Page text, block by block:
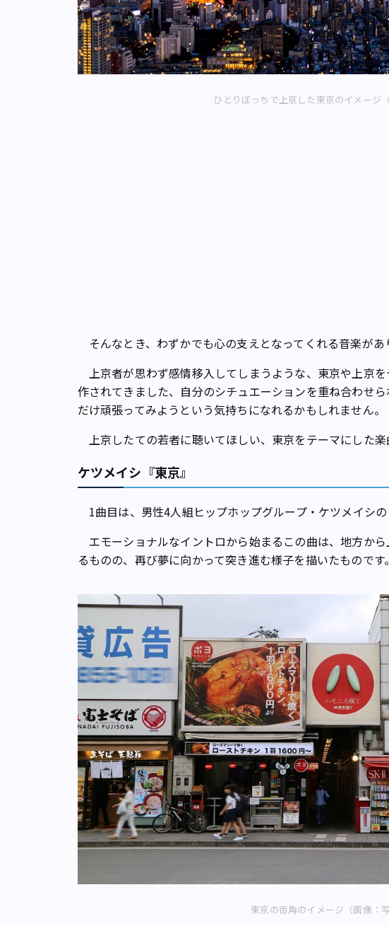
ひとりぼっちで上京した東京のイメージ
そんなとき、わずかでも心の支えとなってくれる音楽があ
上京者が思わず感情移入してしまうような、東京や上京
作されてきました、自分のシチュエーションを重ね合わせ
だけ頑張ってみようという気持ちになれるかもしれません。
上京したての若者に聴いてほしい、東京をテーマにした楽
ケツメイシ『東京』
1曲目は、男性4人組ヒップホップグループ・ケツメイシの
エモーショナルなイントロから始まるこの曲は、地方か
るものの、再び夢に向かって突き進む様子を描いたものです。
東京の街角のイメージ（画像：写